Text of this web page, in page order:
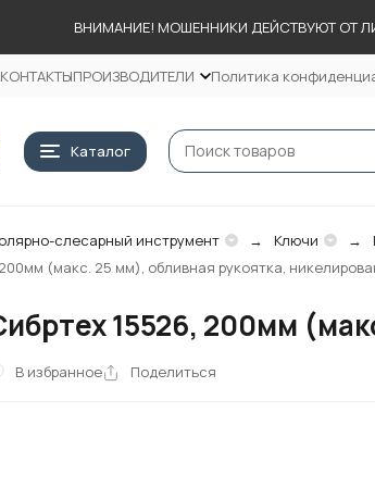
ВНИМАНИЕ! МОШЕННИКИ ДЕЙСТВУЮТ ОТ
КОНТАКТЫПРОИЗВОДИТЕЛИ Политика
Каталог
слесарный инструмент Ключи
(макс. 25 мм), обливная рукоятка,
15526, 200мм
В избранное Поделиться